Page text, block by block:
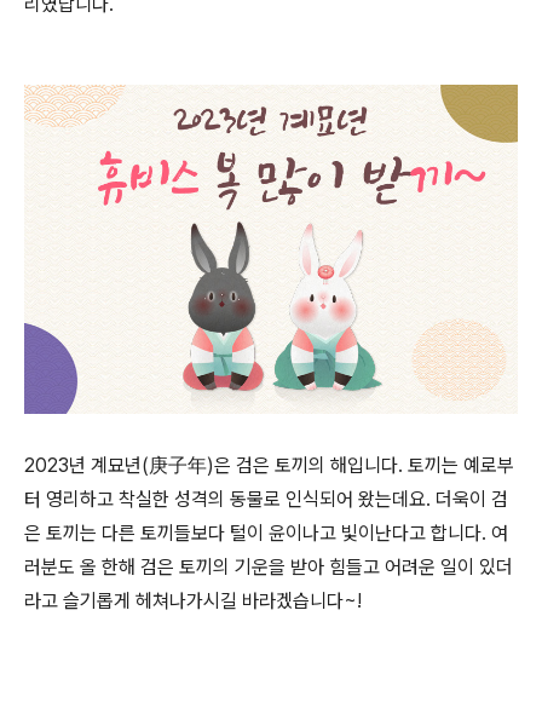
2023년 계묘년(庚子年)은 검은 토끼의 해입니다. 토끼는 예로부
터 영리하고 착실한 성격의 동물로 인식되어 왔는데요. 더욱이 검
은 토끼는 다른 토끼들보다 털이 윤이나고 빛이난다고 합니다. 여
러분도 올 한해 검은 토끼의 기운을 받아 힘들고 어려운 일이 있더
라고 슬기롭게 헤쳐나가시길 바라겠습니다~!